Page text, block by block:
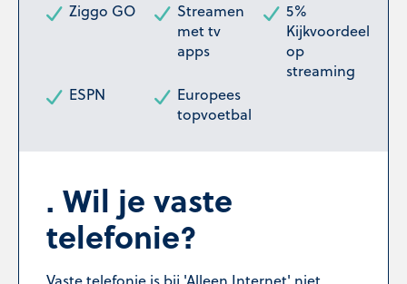
Ziggo GO
Streamen
met tv
apps
5%
Kijkvoordeel
op
streaming
ESPN
Europees
topvoetbal
Wil je vaste
telefonie?